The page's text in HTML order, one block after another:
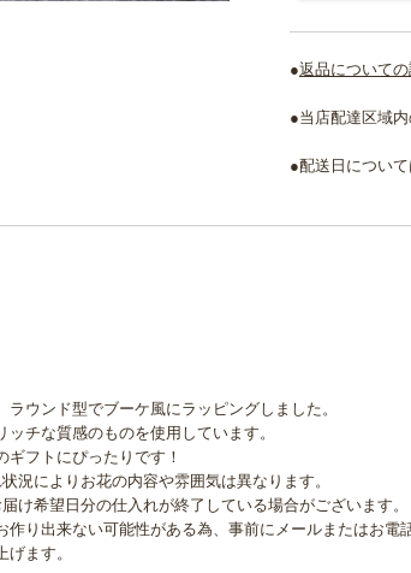
●返品について
●当店配達区域
●配送日につい
ウンド型でブーケ風にラッピングしました。
チな質感のものを使用しています。
フトにぴったりです！
況によりお花の内容や雰囲気は異なります。
け希望日分の仕入れが終了している場合がございます。
り出来ない可能性がある為、事前にメールまたはお電
ます。